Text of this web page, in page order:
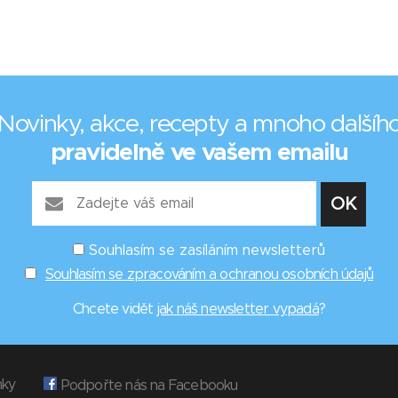
Novinky, akce, recepty a mnoho
pravidelně ve vašem emailu
Souhlasím se zasíláním newsletterů
Souhlasím se zpracováním a ochranou osobních údajů
Chcete vidět jak náš newsletter vypadá?
Podpořte nás na Facebooku